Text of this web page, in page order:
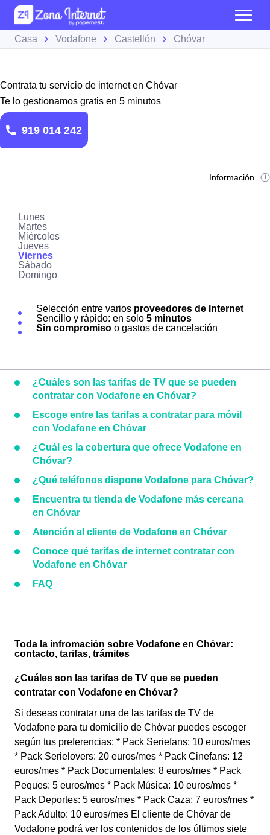
Casa Vodafone Castellón Chóvar
Contrata tu servicio de internet en Chóvar
Te lo gestionamos gratis en 5 minutos
919 014 242
Información
Lunes
Martes
Miércoles
Jueves
Viernes
Sábado
Domingo
Selección entre varios proveedores de Internet
Sencillo y rápido: en solo 5 minutos
Sin compromiso o gastos de cancelación
¿Cuáles son las tarifas de TV que se pueden
contratar con Vodafone en Chóvar?
Escoge entre las tarifas a contratar para móvil
con Vodafone en Chóvar
¿Cuál es la cobertura que ofrece Vodafone en
Chóvar?
¿Qué teléfonos dispone Vodafone para Chóvar?
Encuentra tu tienda de Vodafone más cercana
en Chóvar
Atención al cliente de Vodafone en Chóvar
Conoce qué tarifas de internet contratar con
Vodafone en Chóvar
FAQ
Toda la infromación sobre Vodafone en Chóvar:
contacto, tarifas, trámites
¿Cuáles son las tarifas de TV que se pueden
contratar con Vodafone en Chóvar?
Si deseas contratar una de las tarifas de TV de
Vodafone para tu domicilio de Chóvar puedes escoger
según tus preferencias: * Pack Seriefans: 10 euros/mes
* Pack Serielovers: 20 euros/mes * Pack Cinefans: 12
euros/mes * Pack Documentales: 8 euros/mes * Pack
Peques: 5 euros/mes * Pack Música: 10 euros/mes *
Pack Deportes: 5 euros/mes * Pack Caza: 7 euros/mes *
Pack Adulto: 10 euros/mes El cliente de Chóvar de
Vodafone podrá ver los contenidos de los últimos siete